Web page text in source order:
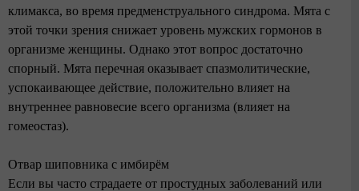
климакса, во время предменструального синдрома. Мята с
этой точки зрения снижает уровень мужских гормонов в
организме женщины. Однако этот вопрос достаточно
спорный. Мята перечная оказывает спазмолитические,
успокаивающее действие, положительно влияет на
внутреннее равновесие всего организма (влияет на
гомеостаз).
Отвар шиповника с имбирём
Если вы часто страдаете от простудных заболеваний или